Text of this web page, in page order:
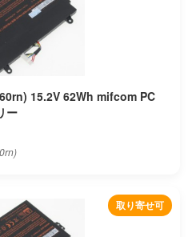
15.2V 62Wh mifcom PC
ー
取り寄せ可